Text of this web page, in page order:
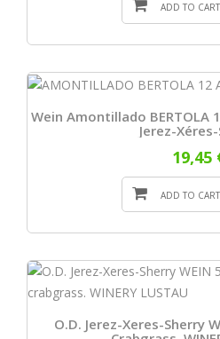
ADD TO CART
Wein Amontillado BERTOLA
Jerez-
19,45
ADD TO CART
O.D. Jerez-Xeres-Sherry